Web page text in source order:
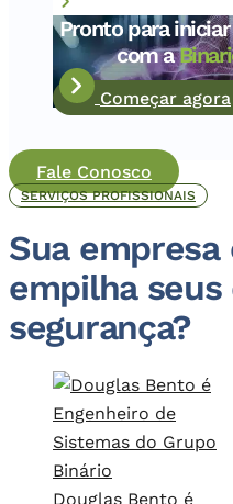
Pronto para
com a
Começar agora
Fale Conosco
SERVIÇOS PROFISSIONAIS
Sua empresa
empilha
segurança?
Douglas Bento é